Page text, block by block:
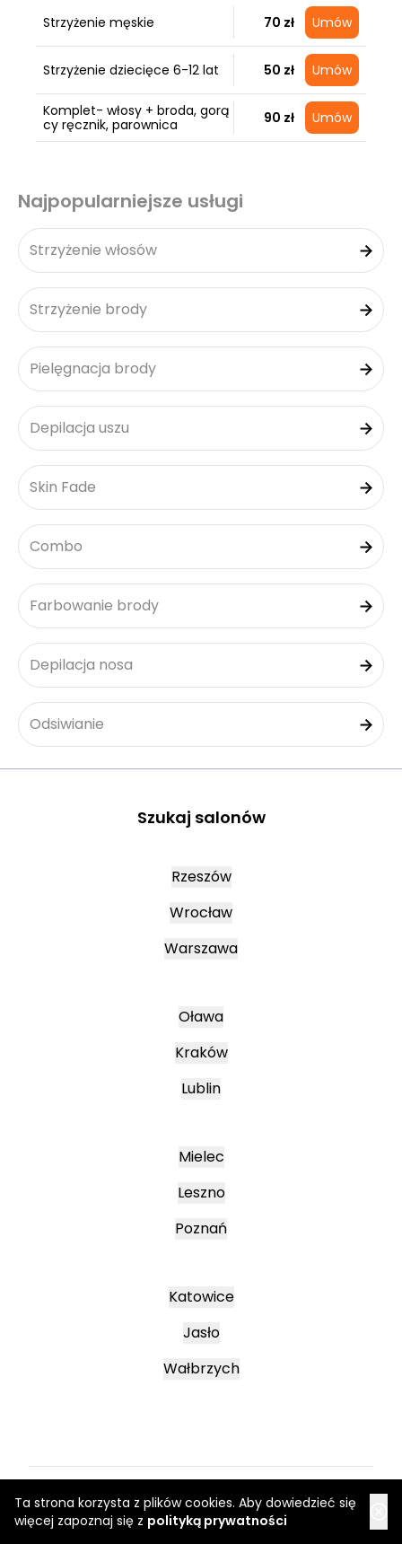
Ta strona korzysta z plików cookies. Aby dowiedzieć się
więcej zapoznaj się z polityką prywatności
Strzyżenie męskie 70 zł Umów
Strzyżenie dziecięce 6-12 lat 50 zł Umów
Komplet- włosy + broda, gorą
cy ręcznik, parownica
90 zł Umów
Najpopularniejsze usługi
Strzyżenie włosów
Strzyżenie brody
Pielęgnacja brody
Depilacja uszu
Skin Fade
Combo
Farbowanie brody
Depilacja nosa
Odsiwianie
Szukaj salonów
Rzeszów
Wrocław
Warszawa
Oława
Kraków
Lublin
Mielec
Leszno
Poznań
Katowice
Jasło
Wałbrzych
Regulamin
Regulaminy promocyjne